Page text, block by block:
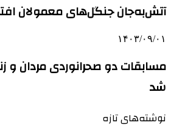
آتش‌به‌جان جنگل‌های معمولان
۱۴۰۳/۰۹/۰۱
مسابقات دو صحرانوردی مردان و
شد
نوشته‌های تازه